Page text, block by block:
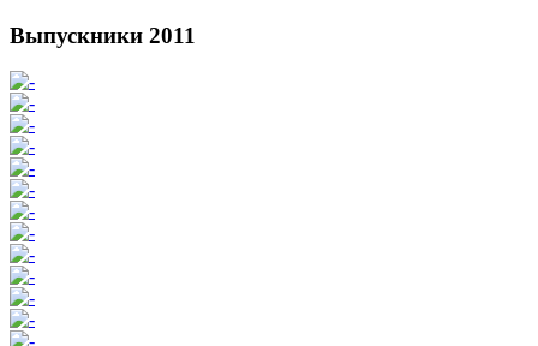
Выпускники 2011